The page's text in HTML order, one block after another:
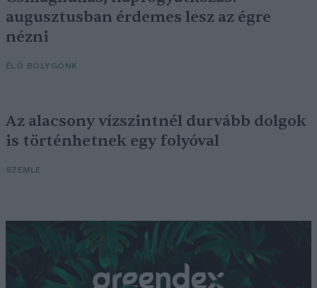
augusztusban érdemes lesz az égre
nézni
ÉLŐ BOLYGÓNK
Az alacsony vízszintnél durvább dolgok
is történhetnek egy folyóval
SZEMLE